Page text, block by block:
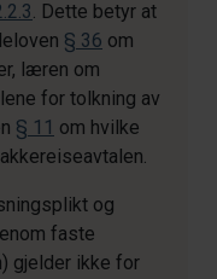
. Dette betyr at
§ 36 om
læren om
for tolkning av
§ 11 om hvilke
og
faste
gjelder ikke for